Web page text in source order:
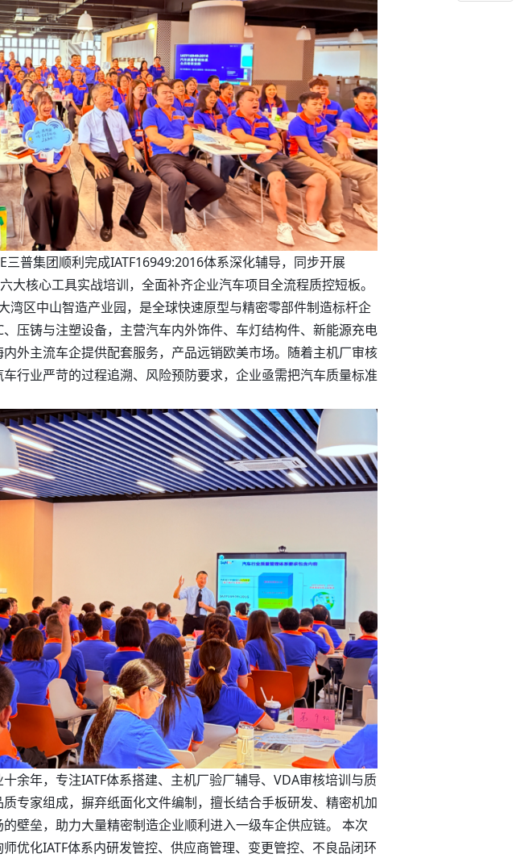
普集团顺利完成IATF16949:2016体系深化辅导，同步开展
大核心工具实战培训，全面补齐企业汽车项目全流程质控短板。
湾区中山智造产业园，是全球快速原型与精密零部件制造标杆企
压铸与注塑设备，主营汽车内外饰件、车灯结构件、新能源充电
外主流车企提供配套服务，产品远销欧美市场。随着主机厂审核
行业严苛的过程追溯、风险预防要求，企业亟需把汽车质量标准
余年，专注IATF体系搭建、主机厂验厂辅导、VDA审核培训与质
专家组成，摒弃纸面化文件编制，擅长结合手板研发、精密机加
壁垒，助力大量精密制造企业顺利进入一级车企供应链。 本次
优化IATF体系内研发管控、供应商管理、变更管控、不良品闭环